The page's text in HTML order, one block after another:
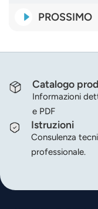
PROSSIMO
Catalogo
Informazioni
e PDF
Istruzioni
Consulenza
professionale.